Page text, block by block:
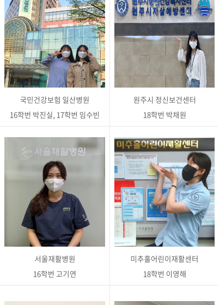
국민건강보험 일산병원
16학번 박진실, 17학번 임수빈
원주시 정신보건센터
18학번 박채원
서울재활병원
16학번 고기연
미추홀어린이재활센터
18학번 이영해